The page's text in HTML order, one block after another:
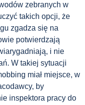
zebranych w
takich opcji, że
zgadza się na
potwierdzają
i nie
W takiej sytuacji
miał miejsce, w
by
inspektora pracy do